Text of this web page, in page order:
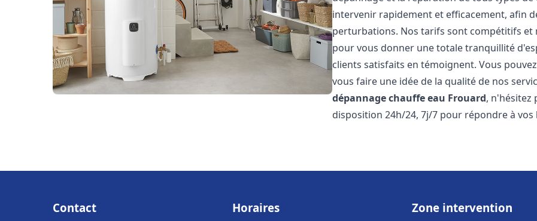
intervenir rapidement et efficacement, afin
perturbations. Nos tarifs sont compétitifs et
pour vous donner une totale tranquillité
clients satisfaits en témoignent. Vous
vous faire une idée de la qualité de nos
dépannage chauffe eau Frouard, n'hésitez
disposition 24h/24, 7j/7 pour répondre à vos
Contact Horaires Zone intervention